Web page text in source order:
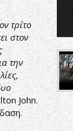
τρίτο
στον
την
John.